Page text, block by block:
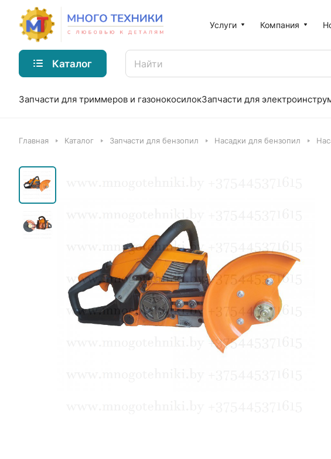
Услуги Компания
Каталог
Запчасти для триммеров и газонокосилокЗапчасти для
Главная Каталог Запчасти для бензопил Насадки для бензопил